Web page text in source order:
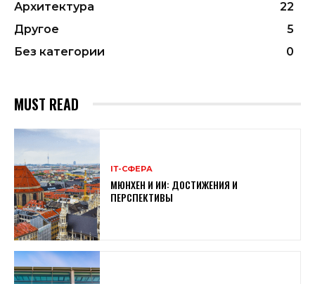
Архитектура
22
Другое
5
Без категории
0
MUST READ
ІТ-СФЕРА
МЮНХЕН И ИИ: ДОСТИЖЕНИЯ И
ПЕРСПЕКТИВЫ